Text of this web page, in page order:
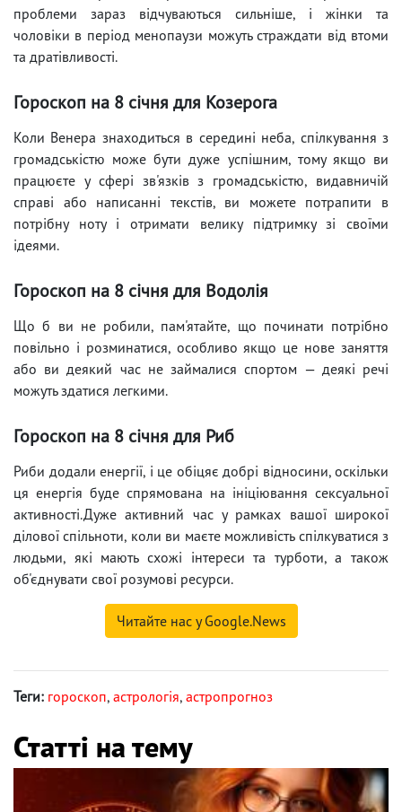
проблеми зараз відчуваються сильніше, і жінки та
чоловіки в період менопаузи можуть страждати від втоми
та дратівливості.
Гороскоп на 8 січня для Козерога
Коли Венера знаходиться в середині неба, спілкування з
громадськістю може бути дуже успішним, тому якщо ви
працюєте у сфері зв'язків з громадськістю, видавничій
справі або написанні текстів, ви можете потрапити в
потрібну ноту і отримати велику підтримку зі своїми
ідеями.
Гороскоп на 8 січня для Водолія
Що б ви не робили, пам'ятайте, що починати потрібно
повільно і розминатися, особливо якщо це нове заняття
або ви деякий час не займалися спортом — деякі речі
можуть здатися легкими.
Гороскоп на 8 січня для Риб
Риби додали енергії, і це обіцяє добрі відносини, оскільки
ця енергія буде спрямована на ініціювання сексуальної
активності.Дуже активний час у рамках вашої широкої
ділової спільноти, коли ви маєте можливість спілкуватися з
людьми, які мають схожі інтереси та турботи, а також
об'єднувати свої розумові ресурси.
Читайте нас у Google.News
Теги: гороскоп, астрологія, астропрогноз
Статті на тему